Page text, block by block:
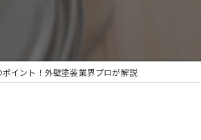
イント！外壁塗装業界プロが解説